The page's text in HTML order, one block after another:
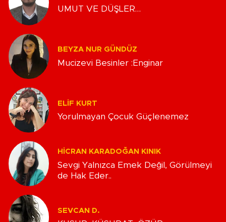
UMUT VE DÜŞLER…
BEYZA NUR GÜNDÜZ
Mucizevi Besinler :Enginar
ELIF KURT
Yorulmayan Çocuk Güçlenemez
HICRAN KARADOĞAN KINIK
Sevgi Yalnızca Emek Değil, Görülmeyi
de Hak Eder..
SEVCAN D.